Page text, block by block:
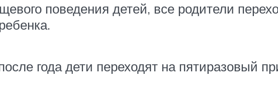
поведения детей, все родители
года дети переходят на пятиразовый